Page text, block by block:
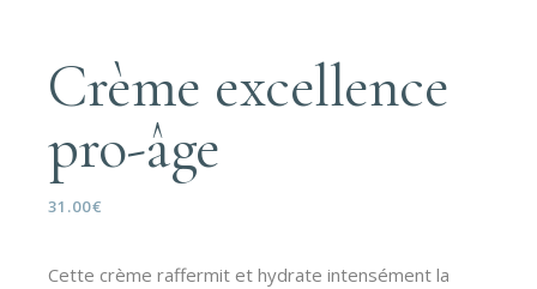
Crème excellence
pro-âge
31.00€
Cette crème raffermit et hydrate intensément la